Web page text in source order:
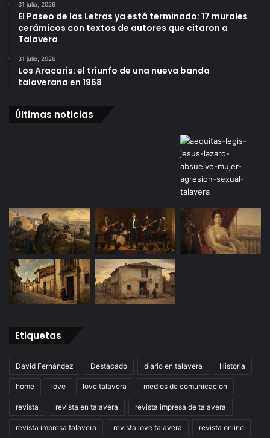
31 julio, 2026
El Paseo de las Letras ya está terminado: 17 murales
cerámicos con textos de autores que citaron a
Talavera
31 julio, 2026
Los Aracaris: el triunfo de una nueva banda
talaverana en 1968
Últimas noticias
Etiquetas
David Fernández Destacado diario en talavera Historia
home love love talavera medios de comunicacion
revista revista en talavera revista impresa de talavera
revista impresa talavera revista love talavera revista online